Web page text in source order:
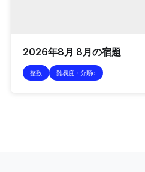
2026年8月 8月の宿題
整数 難易度・分類d